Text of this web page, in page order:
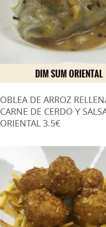
DIM SUM ORIENTAL
OBLEA DE ARROZ
CARNE DE CERDO Y
ORIENTAL 3.5€